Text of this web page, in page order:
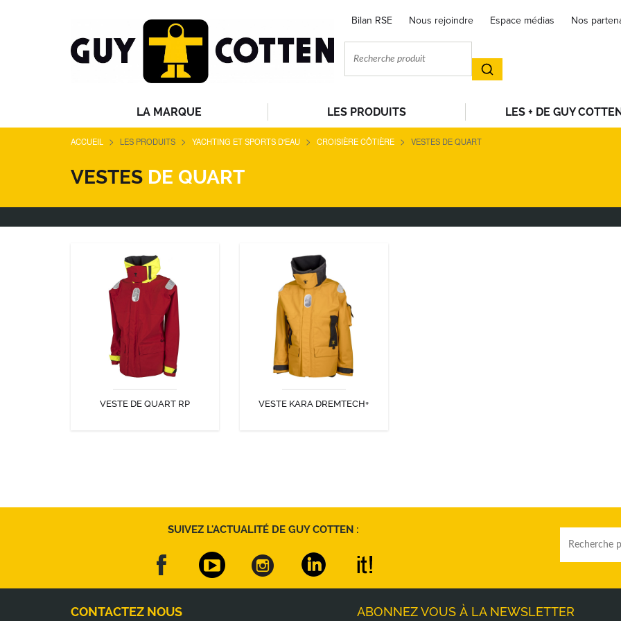
Bilan RSE Nous rejoindre Espace médias Nos
LA MARQUE LES PRODUITS LES + DE GUY
ACCUEIL > LES PRODUITS > YACHTING ET SPORTS D'EAU > CROISIÈRE CÔTIÈRE > VESTES DE QUART
VESTES DE QUART
VESTE DE QUART RP
VESTE DE QUART RP
La veste de quart RP qui s'inspire
de la fameuse veste de
navigation Kara.
VESTE KARA DREMTECH+
VESTE KARA DREMTECH+
Une veste technique en tissu
Dremtech+ qui accompagne les
skippers « TourduMondistes »
comme Paul Meilhat, Guirec
Soudé, ... !
SUIVEZ L'ACTUALITÉ DE GUY COTTEN :
CONTACTEZ NOUS ABONNEZ VOUS À LA NEWSLETTER